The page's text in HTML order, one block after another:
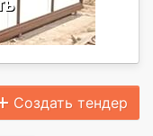
Создать тендер